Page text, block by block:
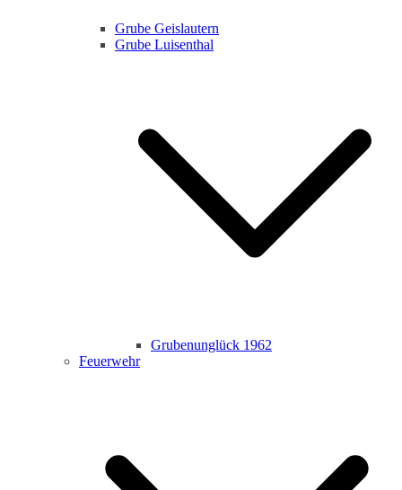
Grube Geislautern
Grube Luisenthal
Grubenunglück 1962
Feuerwehr